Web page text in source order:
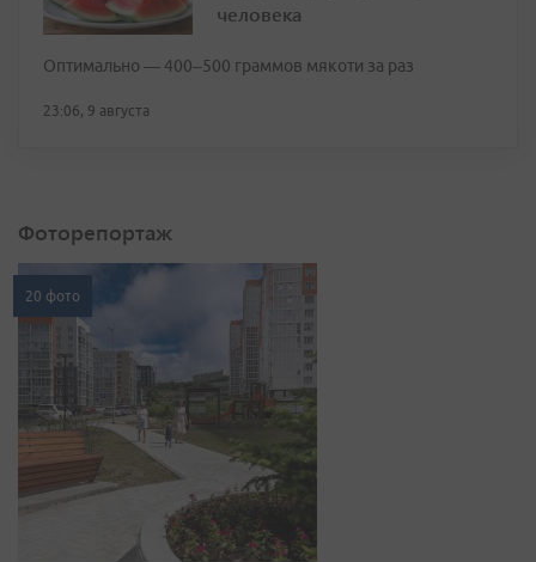
человека
Оптимально — 400–500 граммов мякоти за раз
23:06, 9 августа
Фоторепортаж
20 фото